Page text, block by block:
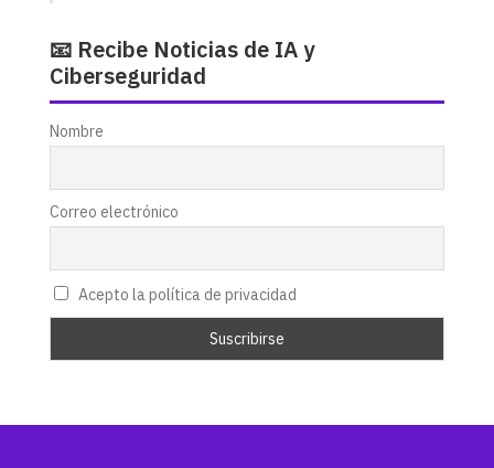
📧 Recibe Noticias de IA y
Ciberseguridad
Nombre
Correo electrónico
Acepto la política de privacidad